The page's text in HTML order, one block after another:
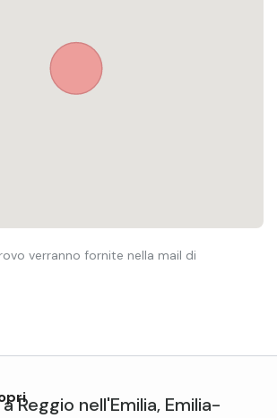
verranno fornite nella mail di
Reggio nell'Emilia, Emilia-